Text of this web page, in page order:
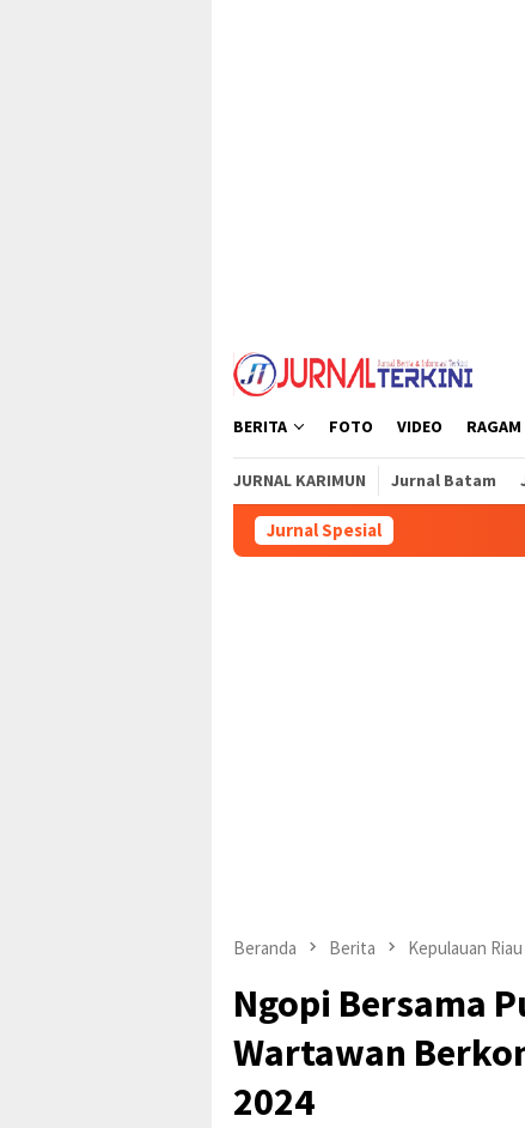
BERITA FOTO VIDEO RAGAM
JURNAL KARIMUN Jurnal Batam
Jurnal Spesial
Beranda Berita Kepulauan Riau
Ngopi Bersama
Wartawan
2024